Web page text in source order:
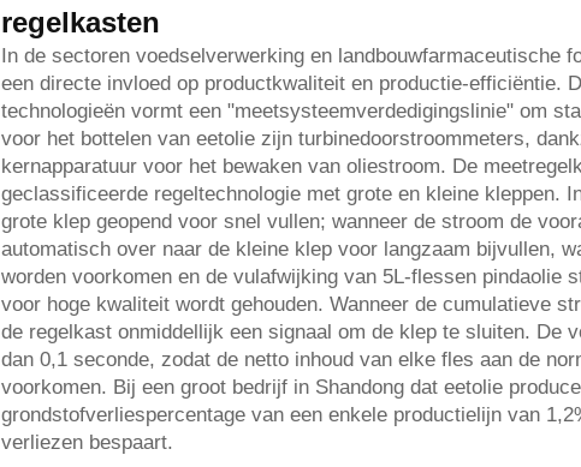
regelkasten
In de sectoren voedselverwerking en landbouwfarmaceutische
een directe invloed op productkwaliteit en productie-efficiëntie.
technologieën vormt een "meetsysteemverdedigingslinie" om
voor het bottelen van eetolie zijn turbinedoorstroommeters,
kernapparatuur voor het bewaken van oliestroom. De
geclassificeerde regeltechnologie met grote en kleine kleppen.
grote klep geopend voor snel vullen; wanneer de stroom de
automatisch over naar de kleine klep voor langzaam bijvullen,
worden voorkomen en de vulafwijking van 5L-flessen pindaolie
voor hoge kwaliteit wordt gehouden. Wanneer de cumulatieve
de regelkast onmiddellijk een signaal om de klep te sluiten. De
dan 0,1 seconde, zodat de netto inhoud van elke fles aan de
voorkomen. Bij een groot bedrijf in Shandong dat eetolie
grondstofverliespercentage van een enkele productielijn van
verliezen bespaart.